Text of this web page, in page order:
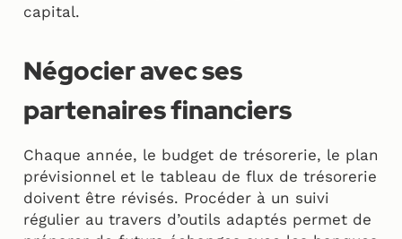
capital.
Négocier avec ses
partenaires financiers
Chaque année, le budget de trésorerie, le plan
prévisionnel et le tableau de flux de trésorerie
doivent être révisés. Procéder à un suivi
régulier au travers d’outils adaptés permet de